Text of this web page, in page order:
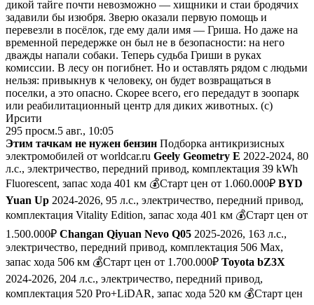
дикой тайге почти невозможно — хищники и стаи бродячих
задавили бы изюбря. Зверю оказали первую помощь и
перевезли в посёлок, где ему дали имя — Гриша. Но даже на
временной передержке он был не в безопасности: на него
дважды напали собаки. Теперь судьба Гриши в руках
комиссии. В лесу он погибнет. Но и оставлять рядом с людьми
нельзя: привыкнув к человеку, он будет возвращаться в
поселки, а это опасно. Скорее всего, его передадут в зоопарк
или реабилитационный центр для диких животных. (с)
Ирсити
295 просм.5 авг., 10:05
Этим тачкам не нужен бензин Подборка антикризисных
электромобилей от worldcar.ru Geely Geometry E 2022-2024, 80
л.с., электричество, передний привод, комплектация 39 kWh
Fluorescent, запас хода 401 км 💰Старт цен от 1.060.000₽ BYD
Yuan Up 2024-2026, 95 л.с., электричество, передний привод,
комплектация Vitality Edition, запас хода 401 км 💰Старт цен от
1.500.000₽ Changan Qiyuan Nevo Q05 2025-2026, 163 л.с.,
электричество, передний привод, комплектация 506 Max,
запас хода 506 км 💰Старт цен от 1.700.000₽ Toyota bZ3X
2024-2026, 204 л.с., электричество, передний привод,
комплектация 520 Pro+LiDAR, запас хода 520 км 💰Старт цен